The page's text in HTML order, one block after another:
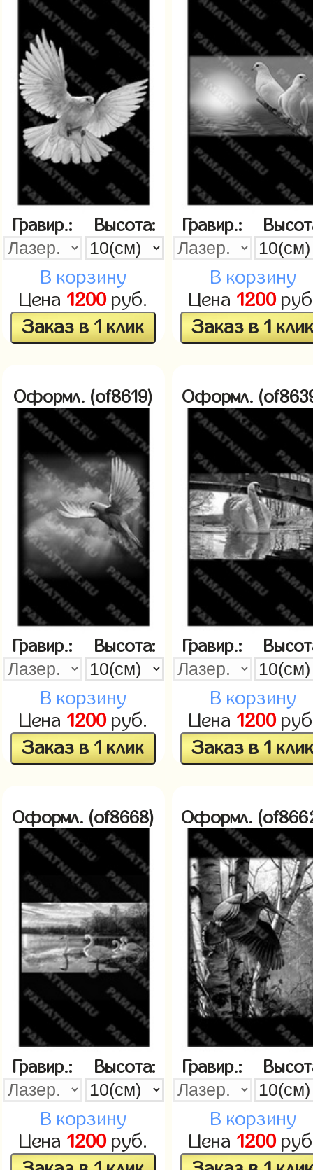
Гравир.: Высота:
В корзину
Цена 1200руб.
Заказ в 1 клик
Гравир.:
В корзину
Цена 1200
Заказ в 1
Оформл. (of8619)
Гравир.: Высота:
В корзину
Цена 1200руб.
Заказ в 1 клик
Оформл.
Гравир.:
В корзину
Цена 1200
Заказ в 1
Оформл. (of8668)
Гравир.: Высота:
В корзину
Цена 1200руб.
Оформл.
Гравир.:
В корзину
Цена 1200